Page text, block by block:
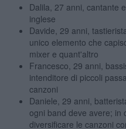
Dalila, 27 anni, cantante
inglese
Davide, 29 anni,
unico elemento che
mixer e quant'altro
Francesco, 29 anni,
intenditore di piccoli
canzoni
Daniele, 29 anni,
ogni band deve avere; in
diversificare le canzoni